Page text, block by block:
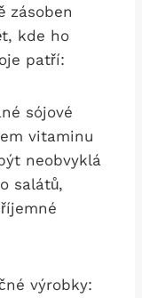
zásoben
kde ho
patří:
sójové
vitaminu
neobvyklá
salátů,
výrobky: